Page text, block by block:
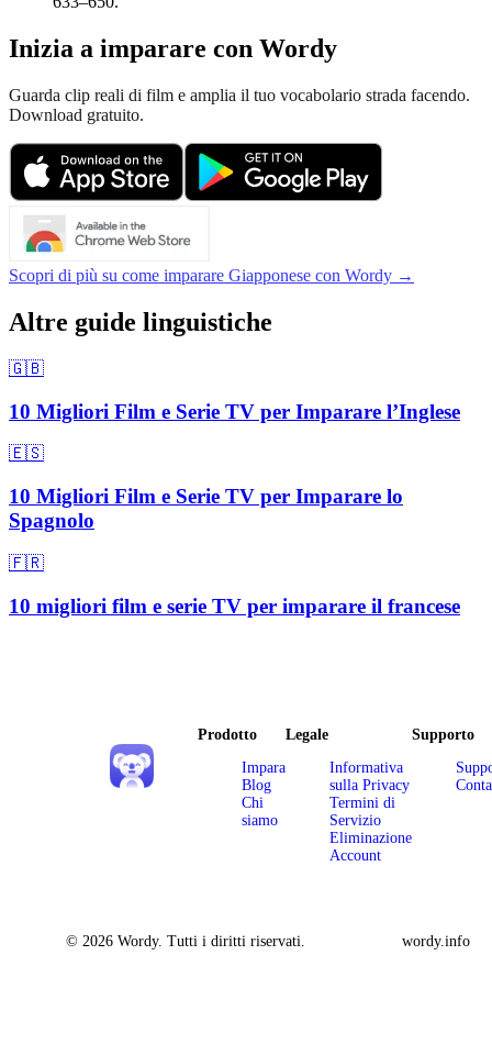
Inizia a imparare con Wordy
Guarda clip reali di film e amplia il tuo vocabolario strada facendo.
Download gratuito.
Scopri di più su come imparare Giapponese con Wordy →
Altre guide linguistiche
🇬🇧
10 Migliori Film e Serie TV per Imparare l’Inglese
🇪🇸
10 Migliori Film e Serie TV per Imparare lo
Spagnolo
🇫🇷
10 migliori film e serie TV per imparare il francese
Prodotto
Impara
Blog
Chi
siamo
Legale
Informativa
sulla Privacy
Termini di
Servizio
Eliminazione
Account
Supporto
© 2026 Wordy. Tutti i diritti riservati. wordy.info